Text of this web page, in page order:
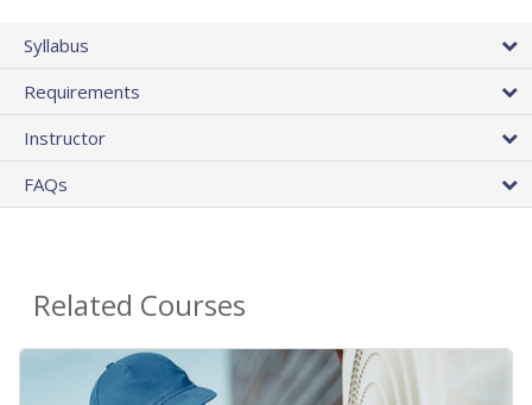
Syllabus
Requirements
Instructor
FAQs
Related Courses